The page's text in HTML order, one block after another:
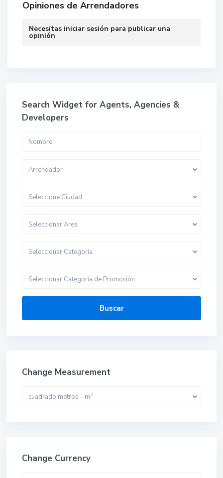
Opiniones de Arrendadores
Necesitas iniciar sesión para publicar una
opinión
Search Widget for Agents, Agencies &
Developers
Arrendador
Seleccione Ciudad
Seleccionar Area
Seleccionar Categoría
Seleccionar Categoría de Promoción
Buscar
Change Measurement
cuadrado metros - m2
Change Currency